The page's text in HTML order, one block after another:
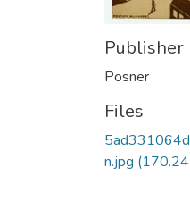
Publisher
Posner
Files
n.jpg